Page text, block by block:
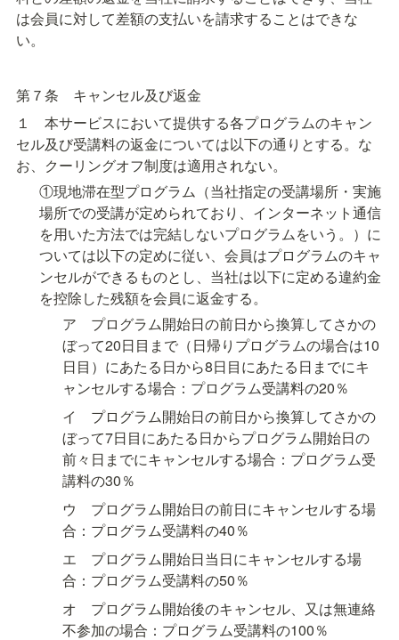
は会員に対して差額の支払いを請求することはできな
い。
第７条　キャンセル及び返金
１　本サービスにおいて提供する各プログラムのキャン
セル及び受講料の返金については以下の通りとする。な
お、クーリングオフ制度は適用されない。
①現地滞在型プログラム（当社指定の受講場所・実施
場所での受講が定められており、インターネット通信
を用いた方法では完結しないプログラムをいう。）に
ついては以下の定めに従い、会員はプログラムのキャ
ンセルができるものとし、当社は以下に定める違約金
を控除した残額を会員に返金する。
ア　プログラム開始日の前日から換算してさかの
ぼって20日目まで（日帰りプログラムの場合は10
日目）にあたる日から8日目にあたる日までにキ
ャンセルする場合：プログラム受講料の20％
イ　プログラム開始日の前日から換算してさかの
ぼって7日目にあたる日からプログラム開始日の
前々日までにキャンセルする場合：プログラム受
講料の30％
ウ　プログラム開始日の前日にキャンセルする場
合：プログラム受講料の40％
エ　プログラム開始日当日にキャンセルする場
合：プログラム受講料の50％
オ　プログラム開始後のキャンセル、又は無連絡
不参加の場合：プログラム受講料の100％